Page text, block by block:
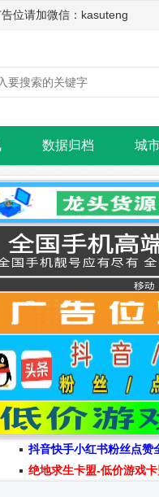
请加微信：kasuteng
数据归档 城
抖音快手小红书粉丝点赞
绝地求生卡盟-低价游戏